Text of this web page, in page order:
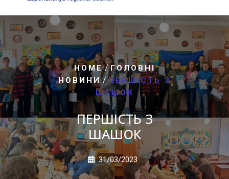
HOME/ГОЛОВНІ
НОВИНИ/ПЕРШІСТЬ З
ШАШОК
ПЕРШІСТЬ З
ШАШОК
31/03/2023